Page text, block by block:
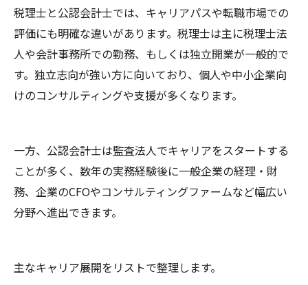
税理士と公認会計士では、キャリアパスや転職市場での
評価にも明確な違いがあります。税理士は主に税理士法
人や会計事務所での勤務、もしくは独立開業が一般的で
す。独立志向が強い方に向いており、個人や中小企業向
けのコンサルティングや支援が多くなります。
一方、公認会計士は監査法人でキャリアをスタートする
ことが多く、数年の実務経験後に一般企業の経理・財
務、企業のCFOやコンサルティングファームなど幅広い
分野へ進出できます。
主なキャリア展開をリストで整理します。